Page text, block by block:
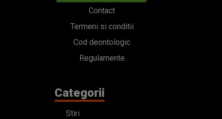
Contact
Termeni si conditii
Cod deontologic
Regulamente
Categorii
Stiri